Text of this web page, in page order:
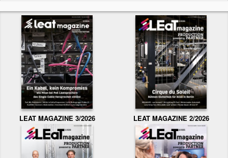
LEAT MAGAZINE 3/2026 LEAT MAGAZINE 2/2026